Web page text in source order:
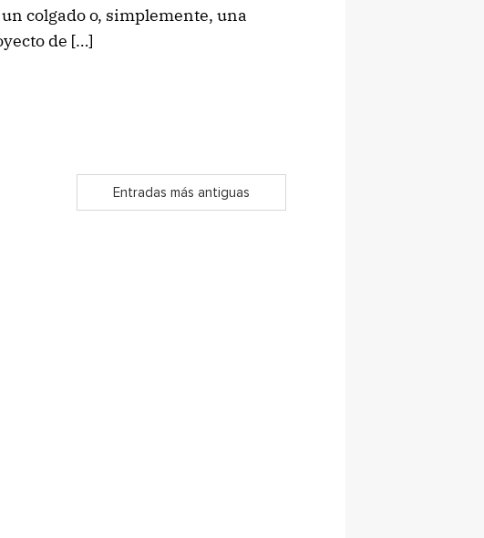
colgado o, simplemente, una
de […]
Entradas más antiguas